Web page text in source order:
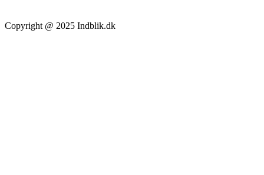
Copyright @ 2025 Indblik.dk